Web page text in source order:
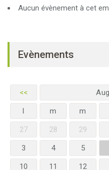
Aucun évènement à cet
Evènements
<<
l m m
27 28 29
3 4 5
10 11 12